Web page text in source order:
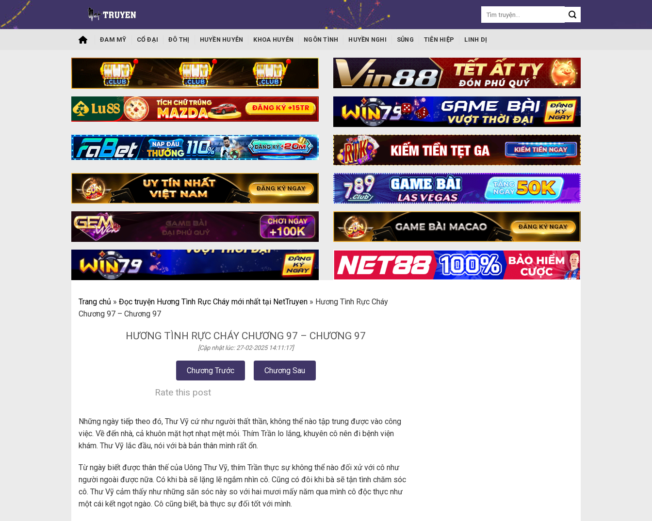
ĐAM MỸ CỔ ĐẠI ĐÔ THỊ HUYỀN HUYỄN KHOA HUYỄN NGÔN TÌNH HUYỀN NGHI SỦNG TIÊN HIỆP LINH DỊ
Trang chủ » Đọc truyện Hương Tình Rực Cháy mới nhất tại NetTruyen » Hương Tình Rực Cháy
Chương 97 – Chương 97
HƯƠNG TÌNH RỰC CHÁY CHƯƠNG 97 – CHƯƠNG 97
[Cập nhật lúc: 27-02-2025 14:11:17]
Chương Trước Chương Sau
Rate this post
Những ngày tiếp theo đó, Thư Vỹ cứ như người thất thần, không thể nào tập trung được vào công
việc. Về đến nhà, cả khuôn mặt hợt nhạt mệt mỏi. Thím Trần lo lắng, khuyên cô nên đi bệnh viện
khám. Thư Vỹ lắc đầu, nói với bà bản thân mình rất ổn.
Từ ngày biết được thân thế của Uông Thư Vỹ, thím Trần thực sự không thể nào đối xử với cô như
người ngoài được nữa. Có khi bà sẽ lặng lẽ ngắm nhìn cô. Cũng có đôi khi bà sẽ tận tình chăm sóc
cô. Thư Vỹ cảm thấy như những săn sóc này so với hai mươi mấy năm qua mình cô độc thực như
một cái kết ngọt ngào. Cô cũng biết, bà thực sự đối tốt với mình.